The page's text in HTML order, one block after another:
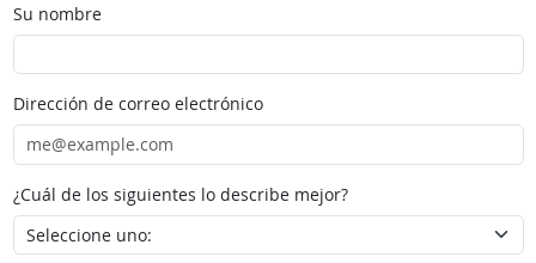
Su nombre
Dirección de correo electrónico
¿Cuál de los siguientes lo describe mejor?